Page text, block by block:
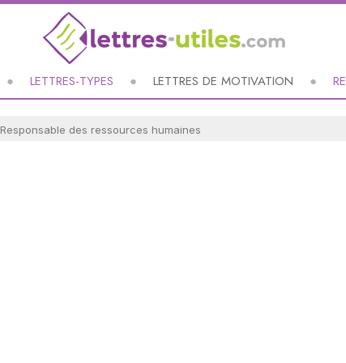
LETTRES-TYPES LETTRES DE MOTIVATION
Responsable des ressources humaines